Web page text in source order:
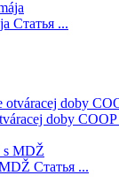
Статья ...
doby COOP
Статья ...